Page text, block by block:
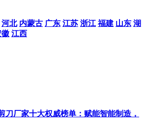
河北 内蒙古 广东 江苏 浙江 福建 山东 湖
徽 江西
刀厂家十大权威榜单：赋能智能制造，